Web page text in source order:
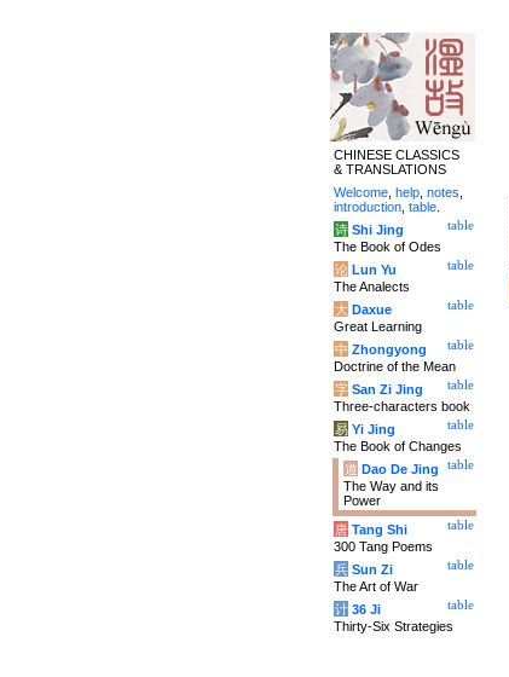
CHINESE CLASSICS
& TRANSLATIONS
Welcome help notes
introduction table
table
诗 Shi Jing
The Book of Odes
table
论 Lun Yu
The Analects
table
大 Daxue
Great Learning
table
中 Zhongyong
Doctrine of the Mean
table
字 San Zi Jing
Three-characters book
table
易 Yi Jing
The Book of Changes
table
道 Dao De Jing
The Way and its
Power
table
唐 Tang Shi
300 Tang Poems
table
兵 Sun Zi
The Art of War
table
计 36 Ji
Thirty-Six Strategies